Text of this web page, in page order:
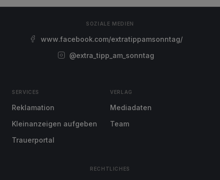
SOZIALE MEDIEN
www.facebook.com/extratippamsonntag/
@extra_tipp_am_sonntag
SERVICES
Reklamation
Kleinanzeigen aufgeben
Trauerportal
VERLAG
Mediadaten
Team
RECHTLICHES